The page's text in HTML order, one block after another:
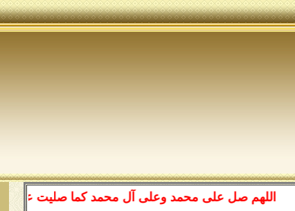
اللهم صل على محمد وعلى آل محمد كما صليت على